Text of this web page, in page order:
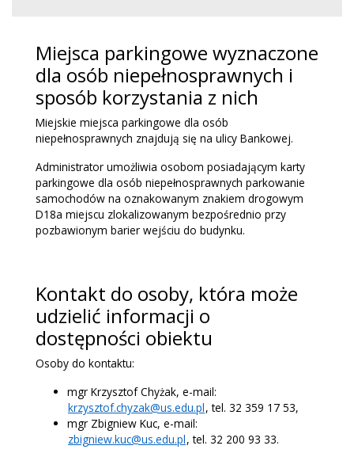
Miejsca parkingowe wyznaczone
dla osób niepełnosprawnych i
sposób korzystania z nich
Miejskie miejsca parkingowe dla osób
niepełnosprawnych znajdują się na ulicy Bankowej.
Administrator umożliwia osobom posiadającym karty
parkingowe dla osób niepełnosprawnych parkowanie
samochodów na oznakowanym znakiem drogowym
D18a miejscu zlokalizowanym bezpośrednio przy
pozbawionym barier wejściu do budynku.
Kontakt do osoby, która może
udzielić informacji o
dostępności obiektu
Osoby do kontaktu:
mgr Krzysztof Chyżak, e-mail:
krzysztof.chyzak@us.edu.pl, tel. 32 359 17 53,
mgr Zbigniew Kuc, e-mail:
zbigniew.kuc@us.edu.pl, tel. 32 200 93 33.